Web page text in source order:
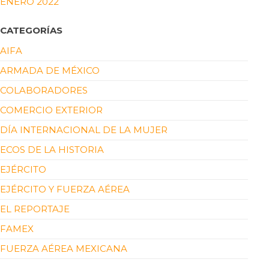
CATEGORÍAS
AIFA
ARMADA DE MÉXICO
COLABORADORES
COMERCIO EXTERIOR
DÍA INTERNACIONAL DE LA MUJER
ECOS DE LA HISTORIA
EJÉRCITO
EJÉRCITO Y FUERZA AÉREA
EL REPORTAJE
FAMEX
FUERZA AÉREA MEXICANA